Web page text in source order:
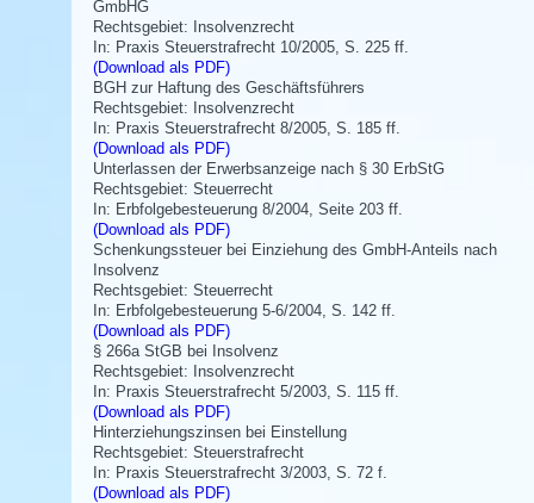
GmbHG
Rechtsgebiet: Insolvenzrecht
In: Praxis Steuerstrafrecht 10/2005, S. 225 ff.
(Download als PDF)
BGH zur Haftung des Geschäftsführers
Rechtsgebiet: Insolvenzrecht
In: Praxis Steuerstrafrecht 8/2005, S. 185 ff.
(Download als PDF)
Unterlassen der Erwerbsanzeige nach § 30 ErbStG
Rechtsgebiet: Steuerrecht
In: Erbfolgebesteuerung 8/2004, Seite 203 ff.
(Download als PDF)
Schenkungssteuer bei Einziehung des GmbH-Anteils nach
Insolvenz
Rechtsgebiet: Steuerrecht
In: Erbfolgebesteuerung 5-6/2004, S. 142 ff.
(Download als PDF)
§ 266a StGB bei Insolvenz
Rechtsgebiet: Insolvenzrecht
In: Praxis Steuerstrafrecht 5/2003, S. 115 ff.
(Download als PDF)
Hinterziehungszinsen bei Einstellung
Rechtsgebiet: Steuerstrafrecht
In: Praxis Steuerstrafrecht 3/2003, S. 72 f.
(Download als PDF)